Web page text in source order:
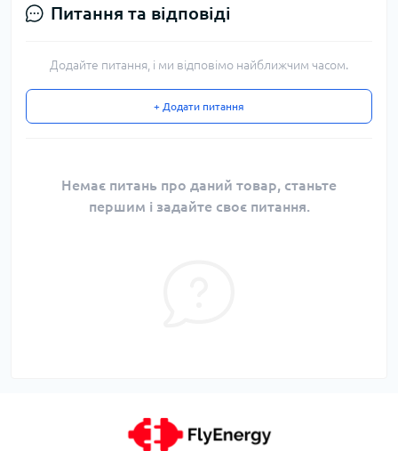
Питання та відповіді
Додайте питання, і ми відповімо найближчим часом.
+ Додати питання
Немає питань про даний товар, станьте
першим і задайте своє питання.